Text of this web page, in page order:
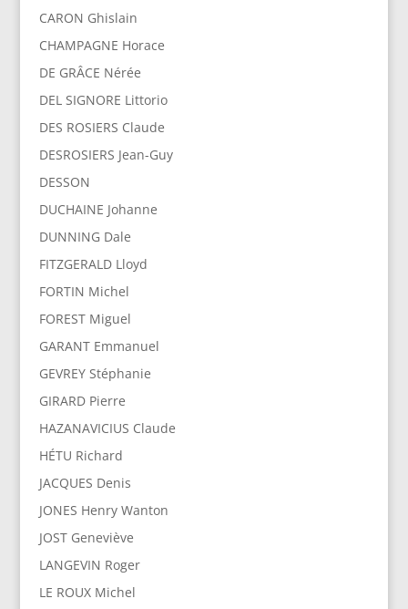
CARON Ghislain
CHAMPAGNE Horace
DE GRÂCE Nérée
DEL SIGNORE Littorio
DES ROSIERS Claude
DESROSIERS Jean-Guy
DESSON
DUCHAINE Johanne
DUNNING Dale
FITZGERALD Lloyd
FORTIN Michel
FOREST Miguel
GARANT Emmanuel
GEVREY Stéphanie
GIRARD Pierre
HAZANAVICIUS Claude
HÉTU Richard
JACQUES Denis
JONES Henry Wanton
JOST Geneviève
LANGEVIN Roger
LE ROUX Michel